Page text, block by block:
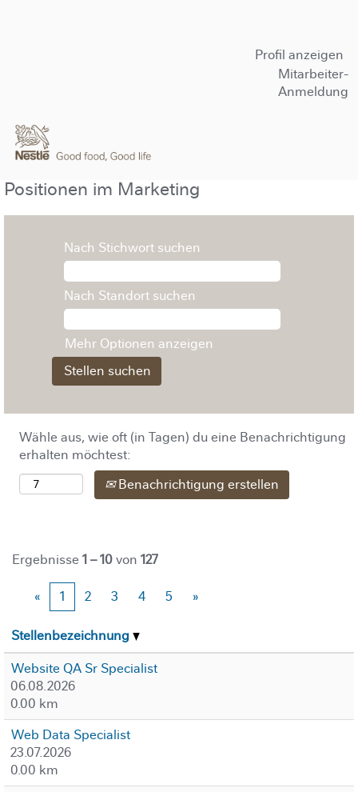
Profil anzeigen
Mitarbeiter-
Anmeldung
Positionen im Marketing
Nach Stichwort suchen
Nach Standort suchen
Mehr Optionen anzeigen
Wähle aus, wie oft (in Tagen) du eine Benachrichtigung
erhalten möchtest:
Benachrichtigung erstellen
Ergebnisse 1 – 10von 127
« 1 2 3 4 5 »
Stellenbezeichnung
Website QA Sr Specialist
06.08.2026
0.00 km
Web Data Specialist
23.07.2026
0.00 km